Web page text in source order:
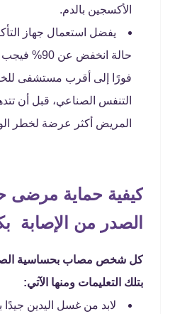
الأكسجين بالدم.
يفضل استعمال جهاز
حالة انخفض عن
فورًا إلى أقرب مستشفى
التنفس الصناعي، قبل أن
المريض أكثر عرضة لخطر
كيفية حماية مرضى
الصدر من الإصابة
كل شخص مصاب بحساسية الصدر
بتلك التعليمات ومنها الآتي:
لابد من غسل اليدين جيدًا